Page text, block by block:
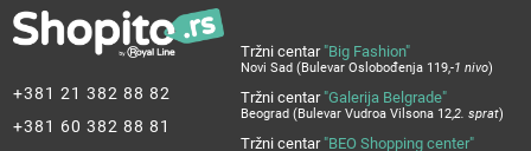
+381 21 382 88 82
+381 60 382 88 81
Tržni centar "Big Fashion"
Novi Sad (Bulevar Oslobođenja 119,-1 nivo)
Tržni centar "Galerija Belgrade"
Beograd (Bulevar Vudroa Vilsona 12,2. sprat)
Tržni centar "BEO Shopping center"